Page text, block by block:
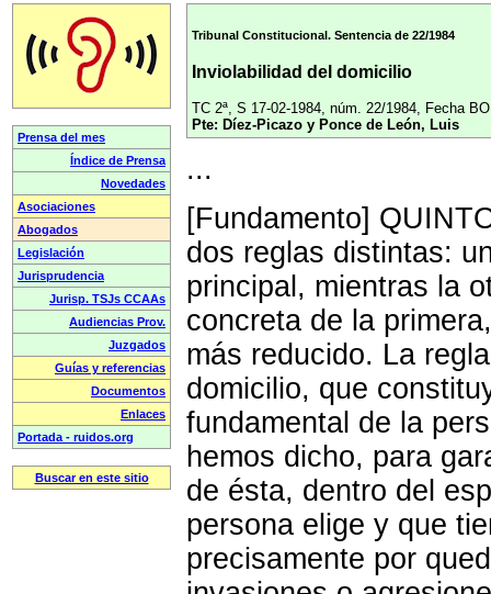
Tribunal Constitucional. Sentencia de 22/1984
Inviolabilidad del domicilio
TC 2ª, S 17-02-1984, núm. 22/1984, Fecha
Pte: Díez-Picazo y Ponce de León, Luis
...
[Fundamento]
dos reglas distintas:
principal, mientras la
concreta de la
más reducido. La
domicilio, que
fundamental de la
hemos dicho, para
de ésta, dentro del
persona elige y que
precisamente por